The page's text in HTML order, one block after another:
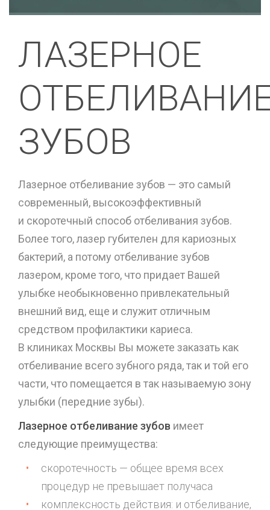
ЛАЗЕРНОЕ
ЗУБОВ
Лазерное отбеливание зубов — это самый
современный, высокоэффективный
и скоротечный способ отбеливания зубов.
Более того, лазер губителен для кариозных
бактерий, а потому отбеливание зубов
лазером, кроме того, что придает Вашей
улыбке необыкновенно привлекательный
внешний вид, еще и служит отличным
средством профилактики кариеса.
В клиниках Москвы Вы можете заказать как
отбеливание всего зубного ряда, так и той его
части, что помещается в так называемую зону
улыбки (передние зубы).
Лазерное отбеливание зубов имеет
следующие преимущества:
скоротечность — общее время всех
процедур не превышает получаса
комплексность действия: и отбеливание,